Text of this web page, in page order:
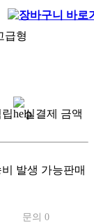
급형
실결제 금액
발생 가능판매
문의 0